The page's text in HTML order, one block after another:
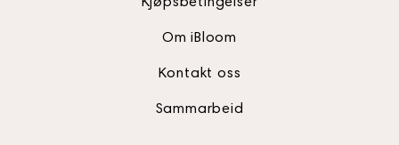
Om iBloom
Kontakt oss
Sammarbeid